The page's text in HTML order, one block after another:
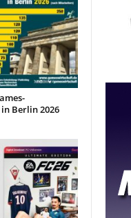
Berlin 2026